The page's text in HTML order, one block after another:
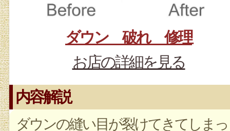
ダウン 破れ 修理
お店の詳細を見る
内容解説
ダウンの縫い目が裂けてきてしまっ